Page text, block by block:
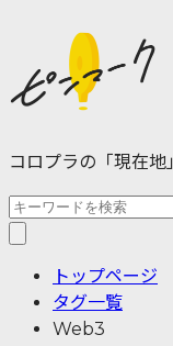
コロプラの「現在
トップページ
タグ一覧
Web3